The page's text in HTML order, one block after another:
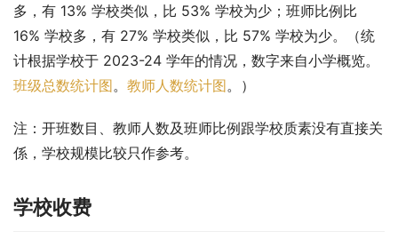
多，有 13% 学校类似，比 53% 学校为少；班师比例比
16% 学校多，有 27% 学校类似，比 57% 学校为少。（统
计根据学校于 2023-24 学年的情况，数字来自小学概览。
班级总数统计图。 教师人数统计图。）
注：开班数目、教师人数及班师比例跟学校质素没有直接关
係，学校规模比较只作参考。
学校收费